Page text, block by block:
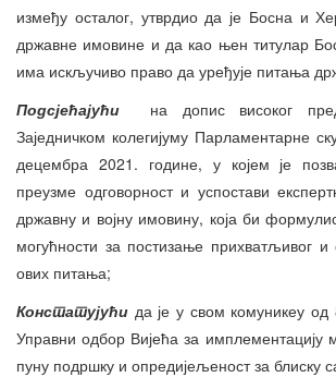
између осталог, утврдио да је Босна и
државне имовине и да као њен титулар
има искључиво право да уређује питања
Подсјећајући на допис високог
Заједничком колегијуму Парламентарне
децембра 2021. године, у којем је
преузме одговорност и успостави
државну и војну имовину, која би
могућности за постизање прихватљивог
ових питања;
Констатујући да је у свом комуникеу
Управни одбор Вијећа за имплементацију
пуну подршку и опредијељеност за блиску